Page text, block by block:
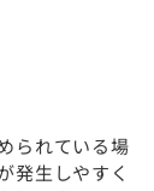
られている場
発生しやすく